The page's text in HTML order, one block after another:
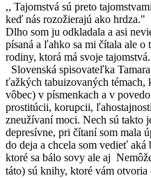
,, Tajomstvá sú preto
keď nás rozožierajú ako hrdza."
Dlho som ju odkladala a asi
písaná a ľahko sa mi čítala ale o
rodiny, ktorá má svoje tajomstvá.
Slovenská spisovateľka
ťažkých tabuizovaných témach,
vôbec) v písmenkach a v
prostitúcii, korupcii,
zneužívaní moci. Nech sú takto
depresívne, pri čítaní som mala
do deja a chcela som vedieť aká
ktoré sa bálo sovy ale aj
táto) sú knihy, ktoré vám otvoria